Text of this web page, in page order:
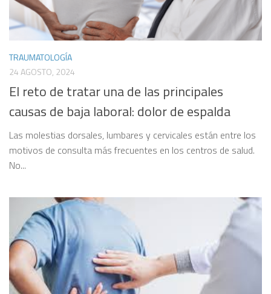
TRAUMATOLOGÍA
24 AGOSTO, 2024
El reto de tratar una de las principales
causas de baja laboral: dolor de espalda
Las molestias dorsales, lumbares y cervicales están entre los
motivos de consulta más frecuentes en los centros de salud.
No...